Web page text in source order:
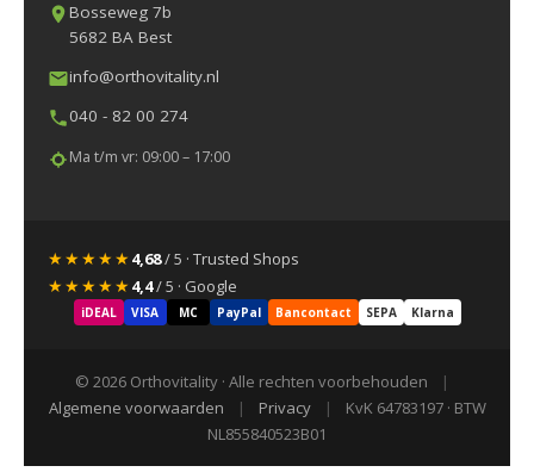
Bosseweg 7b
5682 BA Best
info@orthovitality.nl
040 - 82 00 274
Ma t/m vr: 09:00 – 17:00
★★★★★4,68/ 5 · Trusted Shops
★★★★★4,4/ 5 · Google
iDEAL VISA MC PayPal Bancontact SEPA Klarna
© 2026 Orthovitality · Alle rechten voorbehouden
|
Algemene voorwaarden
| Privacy |
KvK 64783197 · BTW
NL855840523B01